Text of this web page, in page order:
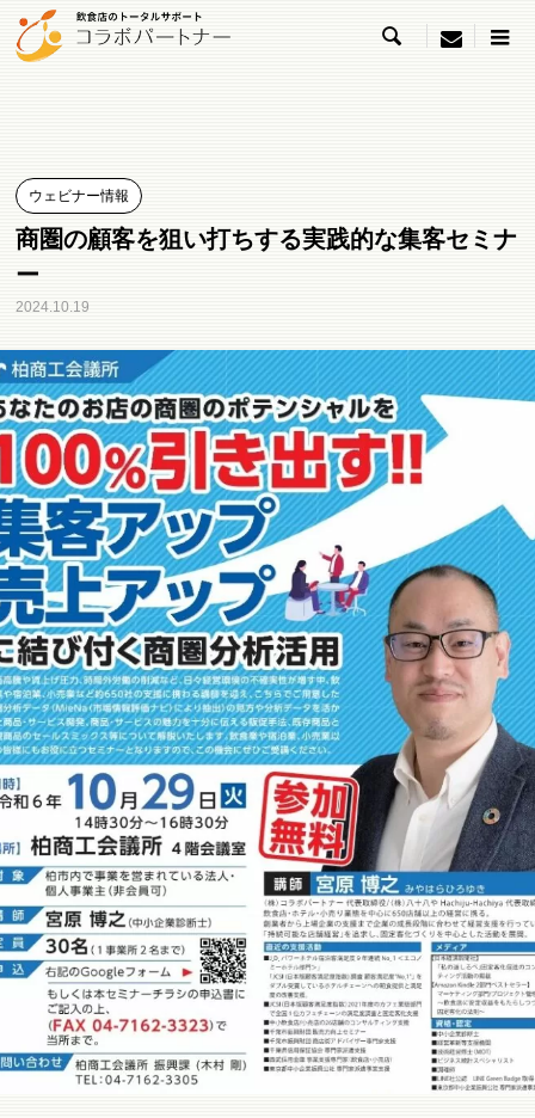
 menu
ウェビナー情報
商圏の顧客を狙い打ちする実践的な集客セミナ
ー
2024.10.19